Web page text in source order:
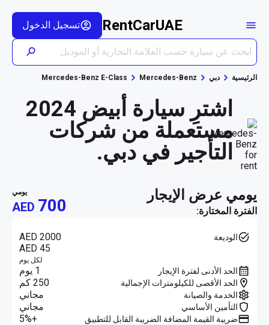
RentCarUAE تسجيل الدخول
الرئيسية دبي Mercedes-Benz
Mercedes-Benz E-Class
اشترِ سيارة أبيض 2024
مستعملة من شركات
التأجير في دبي.
يومي عرض الإيجار
الفترة المختارة:
يومي
AED 700
الوديعة
AED 2000
AED 45
لكل يوم
الحد الأدنى لفترة الإيجار 1 يوم
الحد الأقصى للكيلومترات الإجمالية 250 كم
الخدمة والصيانة مجاني
التأمين الأساسي مجاني
ضريبة القيمة المضافة الضريبة القابل للتطبيق
+5%